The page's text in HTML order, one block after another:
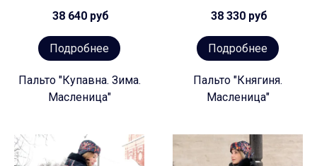
38 640 руб
Подробнее
Пальто "Купавна. Зима.
Масленица"
38 330 руб
Подробнее
Пальто "Княгиня.
Масленица"